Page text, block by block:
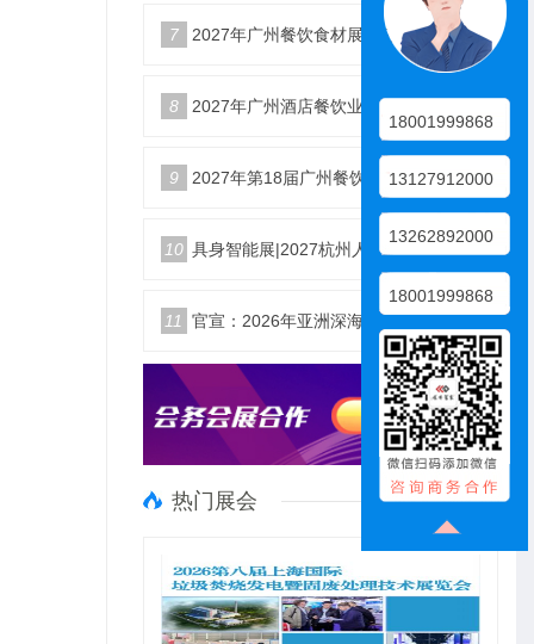
7 2027年广州餐饮食材展会5月20日召开
8 2027年广州酒店餐饮业博览会|广州餐博会
9 2027年第18届广州餐饮食材展览会
10 具身智能展|2027杭州人形机器人展|仿生机器人展5月启幕
11 官宣：2026年亚洲深海开发与海底作业装备博览交易会
热门展会
18001999868
13127912000
13262892000
18001999868